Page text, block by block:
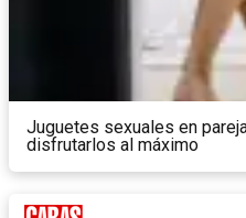
Juguetes sexuales en
disfrutarlos al máximo